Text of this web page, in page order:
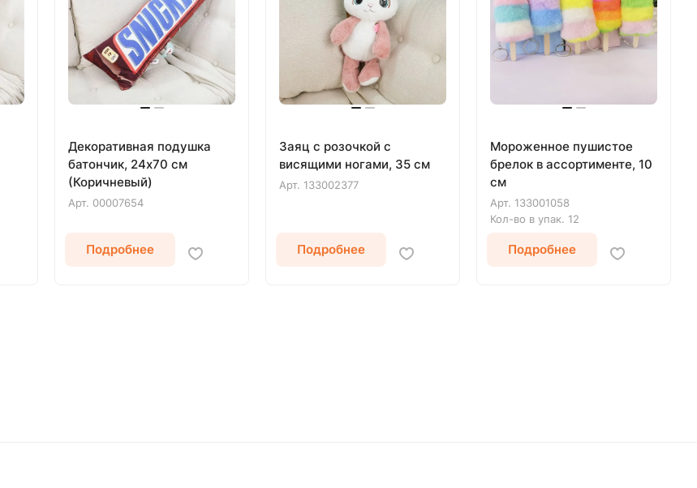
Декоративная подушка
батончик, 24х70 см
(Коричневый)
Арт. 00007654
Подробнее
Заяц с розочкой с
висящими ногами, 35 см
Арт. 133002377
Подробнее
Мороженное пушистое
брелок в ассортименте, 10
см
Арт. 133001058
Кол-во в упак. 12
Подробнее